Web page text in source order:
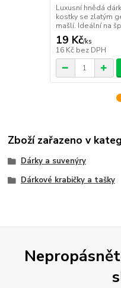
Luxusní hnědá
kostky se zlatým
mašlí. Ideální na
19 Kč/ks
16 Kč bez DPH
Zboží zařazeno v
Dárky a suvenýry
Dárkové krabičky a tašky